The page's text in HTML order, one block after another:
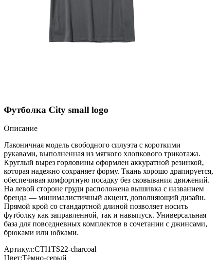
Футболка City small logo
Описание
Лаконичная модель свободного силуэта с короткими
рукавами, выполненная из мягкого хлопкового трикотажа.
Круглый вырез горловины оформлен аккуратной резинкой,
которая надежно сохраняет форму. Ткань хорошо драпируется,
обеспечивая комфортную посадку без сковывания движений.
На левой стороне груди расположена вышивка с названием
бренда — минималистичный акцент, дополняющий дизайн.
Прямой крой со стандартной длиной позволяет носить
футболку как заправленной, так и навыпуск. Универсальная
база для повседневных комплектов в сочетании с джинсами,
брюками или юбками.
Артикул:CTI1TS22-charcoal
Цвет:Тёмно-серый